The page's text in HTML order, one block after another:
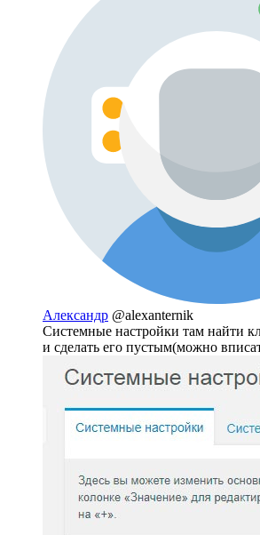
Александр @alexanternik
Системные настройки там найти
и сделать его пустым(можно